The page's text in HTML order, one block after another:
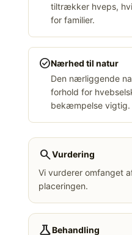
tiltrækker hveps,
for familier.
check_circleNærhed til natur
Den nærliggende
forhold for
bekæmpelse vigtig.
searchVurdering
Vi vurderer omfanget
placeringen.
scienceBehandling